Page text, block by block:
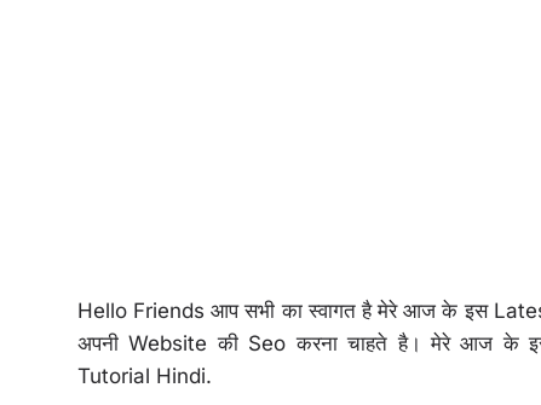
Hello Friends आप सभी का स्वागत है मेरे आज के इस
अपनी Website की Seo करना चाहते है। मेरे आज के
Tutorial Hindi.